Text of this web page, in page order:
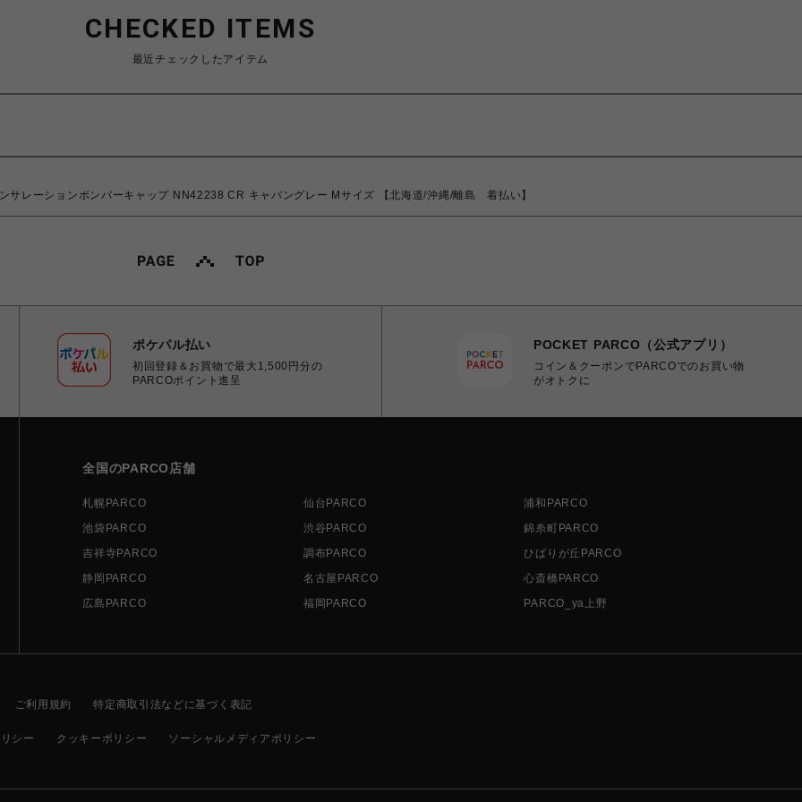
CHECKED ITEMS
最近チェックしたアイテム
レーションボンバーキャップ NN42238 CR キャバングレー Mサイズ 【北海道/沖縄/離島 着払い】
ポケパル払い
初回登録＆お買物で最大1,500円分の
PARCOポイント進呈
POCKET PARCO（公式アプリ）
コイン＆クーポンでPARCOでのお買い物
がオトクに
全国のPARCO店舗
札幌PARCO 仙台PARCO
浦和PARCO
池袋PARCO
渋谷PARCO
錦糸町PARCO
吉祥寺PARCO
調布PARCO
ひばりが丘PARCO
静岡PARCO
名古屋PARCO
心斎橋PARCO
広島PARCO
福岡PARCO PARCO_ya上野
ご利用規約 特定商取引法などに基づく表記
シー クッキーポリシー ソーシャルメディアポリシー